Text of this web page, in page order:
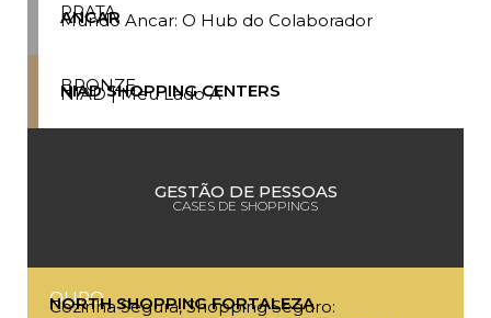
PRATA
ANCAR
Mundo Ancar: O Hub do Colaborador
BRONZE
NIAD SHOPPING CENTERS
NIAD | Meu Lado A
GESTÃO DE PESSOAS
CASES DE SHOPPINGS
OURO
NORTH SHOPPING FORTALEZA
Cozinha Segura, Shopping Seguro: